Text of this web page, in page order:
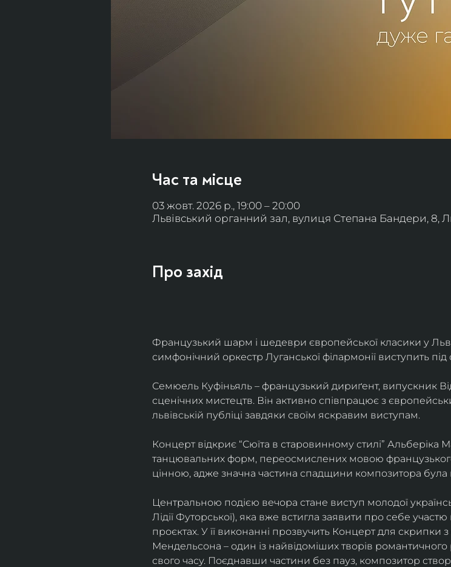
Час та місце
03 жовт. 2026 р., 19:00 – 20:00
Львівський органний зал, вулиця Степана Бандери, 8,
Про захід
Французький шарм і шедеври європейської класики у
симфонічний оркестр Луганської філармонії виступить
Семюель Куфіньяль – французький дириґент, випускник
сценічних мистецтв. Він активно співпрацює з
львівській публіці завдяки своїм яскравим виступам.
Концерт відкриє “Сюїта в старовинному стилі” Альберіка
танцювальних форм, переосмислених мовою
цінною, адже значна частина спадщини композитора була
Центральною подією вечора стане виступ молодої
Лідії Футорської), яка вже встигла заявити про себе
проєктах. У її виконанні прозвучить Концерт для скрипки
Мендельсона – один із найвідоміших творів
свого часу. Поєднавши частини без пауз, композитор